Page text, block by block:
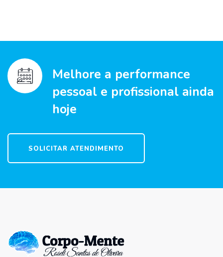
Melhore a performance
pessoal e profissional ainda
hoje
SOLICITAR ATENDIMENTO